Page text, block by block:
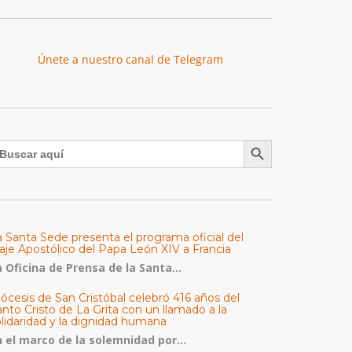
Únete a nuestro canal de Telegram
Botón de búsqueda
Santa Sede presenta el programa oficial del
Apostólico del Papa León XIV a Francia
Oficina de Prensa de la Santa...
de San Cristóbal celebró 416 años del
Cristo de La Grita con un llamado a la
y la dignidad humana
el marco de la solemnidad por...